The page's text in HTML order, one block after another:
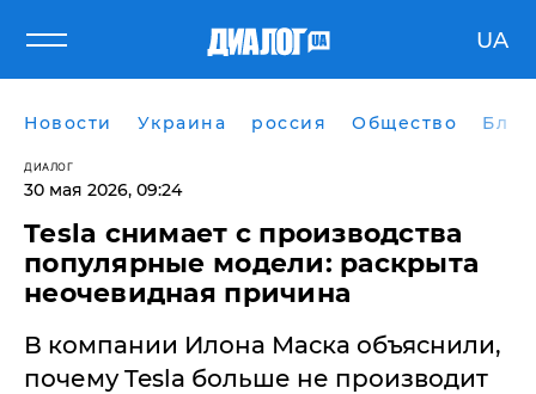
UA
Новости Украина россия Общество
ДИАЛОГ
30 мая 2026, 09:24
Tesla снимает с производства
популярные модели: раскрыта
неочевидная причина
В компании Илона Маска объяснили,
почему Tesla больше не производит